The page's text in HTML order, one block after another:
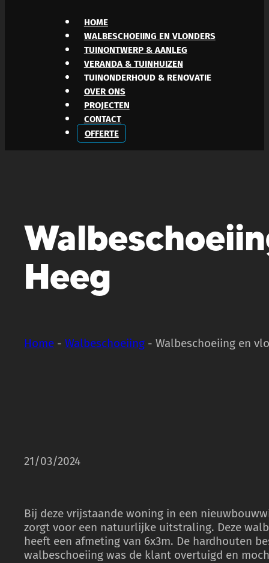
HOME
WALBESCHOEIING EN VLONDERS
TUINONTWERP & AANLEG
VERANDA & TUINHUIZEN
TUINONDERHOUD & RENOVATIE
OVER ONS
PROJECTEN
CONTACT
OFFERTE
Heeg
Home - Walbeschoeiing - Walbeschoeiing en
21/03/2024
Bij deze vrijstaande woning in een
zorgt voor een natuurlijke uitstraling. Deze
heeft een afmeting van 6x3m. De hardhouten
walbeschoeiing was de klant overtuigd en